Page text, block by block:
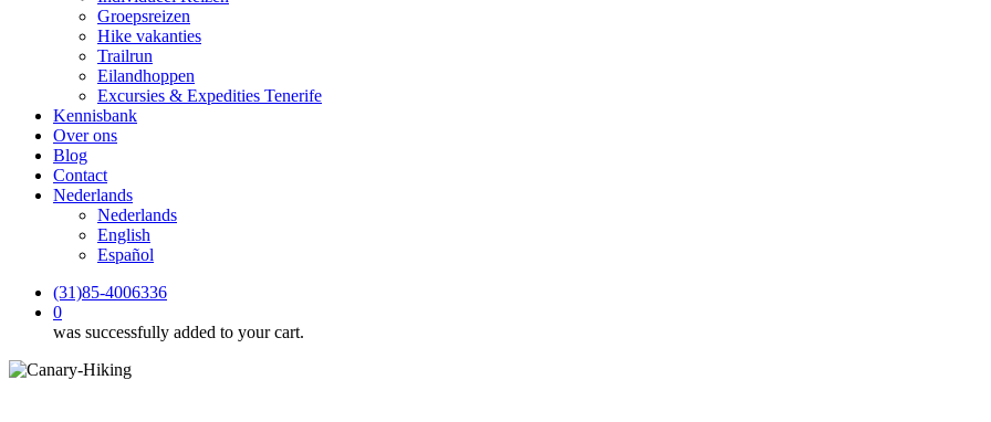
Groepsreizen
Hike vakanties
Trailrun
Eilandhoppen
Excursies & Expedities Tenerife
Kennisbank
Over ons
Blog
Contact
Nederlands
Nederlands
English
Español
(31)85-4006336
0
was successfully added to your cart.